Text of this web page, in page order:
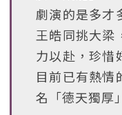
劇演的是多才
王皓同挑大梁
力以赴，珍惜
目前已有熱情
名「德天獨厚